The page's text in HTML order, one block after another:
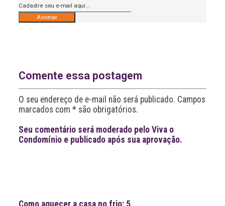
n
a
t
i
v
:
Comente essa postagem
O seu endereço de e-mail não será publicado. Campos
marcados com * são obrigatórios.
Seu comentário será moderado pelo Viva o
Condomínio e publicado após sua aprovação.
Notícias recentes
Como aquecer a casa no frio: 5